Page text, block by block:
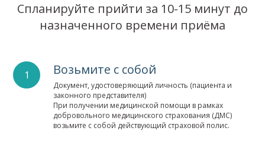
Спланируйте прийти за 10-15 минут до
назначенного времени приёма
Возьмите с собой
Документ, удостоверяющий личность (пациента и
законного представителя)
При получении медицинской помощи в рамках
добровольного медицинского страхования (ДМС)
возьмите с собой действующий страховой полис.